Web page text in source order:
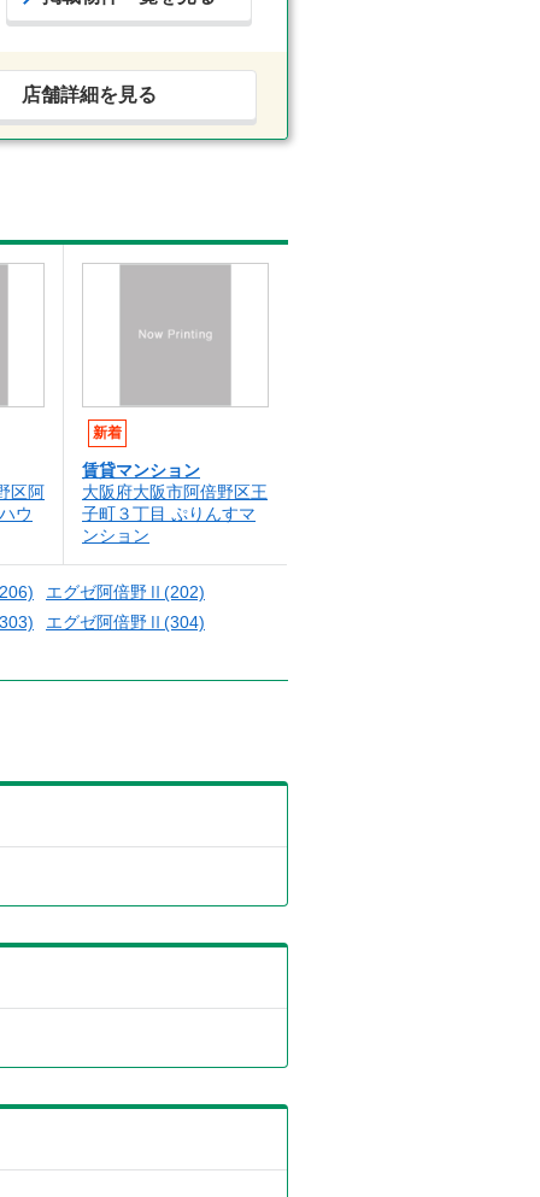
店舗詳細を見る
区阿
ウ
新着
賃貸マンション
大阪府大阪市阿倍野区王
子町３丁目 ぷりんすマ
ンション
エグゼ阿倍野Ⅱ(202)
エグゼ阿倍野Ⅱ(304)